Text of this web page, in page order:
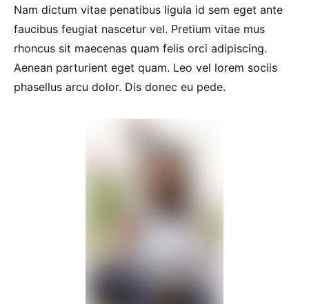
Nam dictum vitae penatibus ligula id sem eget ante
faucibus feugiat nascetur vel. Pretium vitae mus
rhoncus sit maecenas quam felis orci adipiscing.
Aenean parturient eget quam. Leo vel lorem sociis
phasellus arcu dolor. Dis donec eu pede.